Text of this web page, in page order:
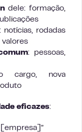
dele: formação,
notícias, rodadas
valores
: pessoas,
cargo, nova
eficazes:
[empresa]”